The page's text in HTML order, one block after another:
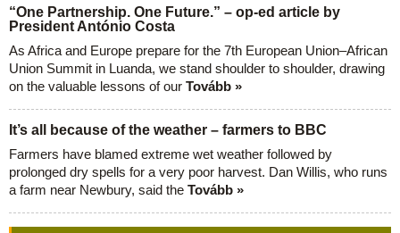
“One Partnership. One Future.” – op-ed article by
President António Costa
As Africa and Europe prepare for the 7th European Union–African
Union Summit in Luanda, we stand shoulder to shoulder, drawing
on the valuable lessons of our Tovább »
It’s all because of the weather – farmers to BBC
Farmers have blamed extreme wet weather followed by
prolonged dry spells for a very poor harvest. Dan Willis, who runs
a farm near Newbury, said the Tovább »